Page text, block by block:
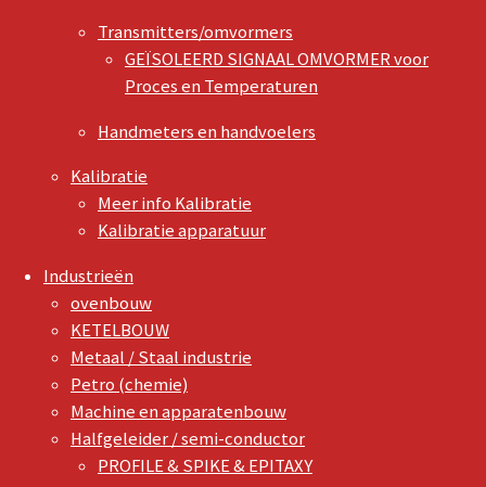
Transmitters/omvormers
GEÏSOLEERD SIGNAAL OMVORMER voor
Proces en Temperaturen
Handmeters en handvoelers
Kalibratie
Meer info Kalibratie
Kalibratie apparatuur
Industrieën
ovenbouw
KETELBOUW
Metaal / Staal industrie
Petro (chemie)
Machine en apparatenbouw
Halfgeleider / semi-conductor
PROFILE & SPIKE & EPITAXY